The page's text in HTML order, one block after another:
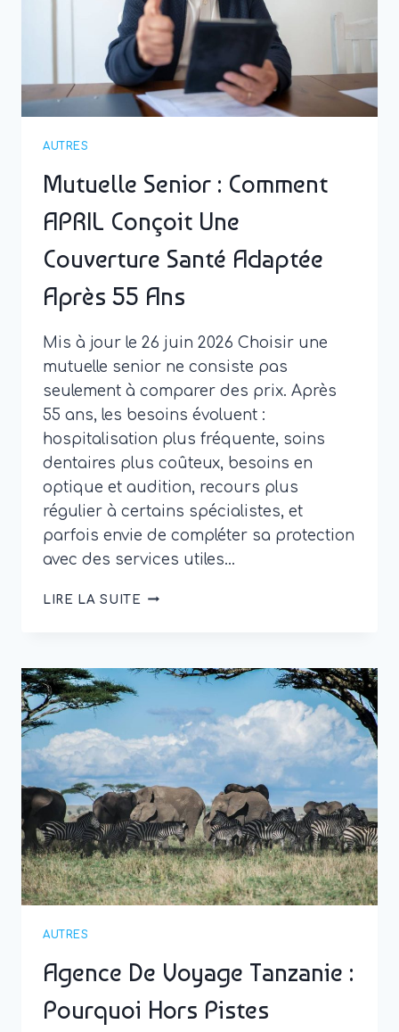
AUTRES
Mutuelle Senior : Comment
APRIL Conçoit Une
Couverture Santé Adaptée
Après 55 Ans
Mis à jour le 26 juin 2026 Choisir une
mutuelle senior ne consiste pas
seulement à comparer des prix. Après
55 ans, les besoins évoluent :
hospitalisation plus fréquente, soins
dentaires plus coûteux, besoins en
optique et audition, recours plus
régulier à certains spécialistes, et
parfois envie de compléter sa protection
avec des services utiles…
LIRE LA SUITE MUTUELLE
APRIL
CONÇOIT
COUVERTURE
SANTÉ
ADAPTÉE
APRÈS
55
ANS
AUTRES
Agence De Voyage Tanzanie :
Pourquoi Hors Pistes